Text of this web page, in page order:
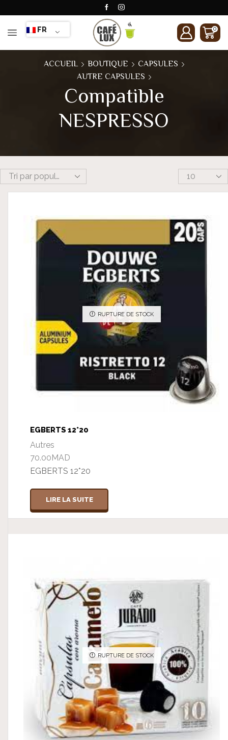
FR 0
ACCUEIL BOUTIQUE
CAPSULES
AUTRE CAPSULES
Compatible
NESPRESSO
Products
per
RUPTURE DE STOCK
EGBERTS 12*20
Autres
70.00MAD
EGBERTS 12*20
LIRE LA SUITE
RUPTURE DE STOCK